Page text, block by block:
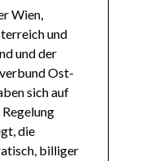
Wien,
und
und der
Ost-
sich auf
Regelung
die
billiger